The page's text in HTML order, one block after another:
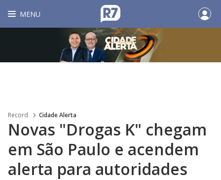
MENU
Record Cidade Alerta
Novas "Drogas K" chegam
em São Paulo e acendem
alerta para autoridades